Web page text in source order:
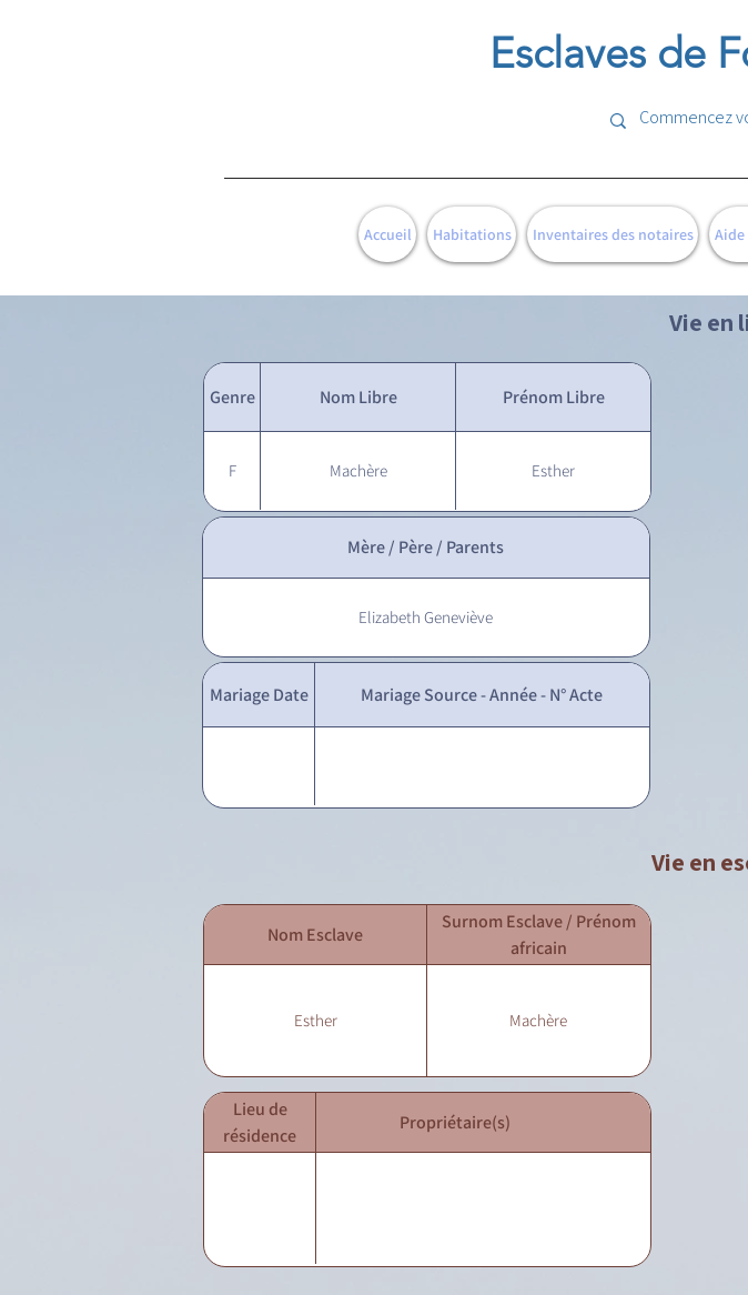
Esclaves de
Accueil Habitations Inventaires des notaires Aide
Vie en
Genre Nom Libre Prénom Libre
F Machère Esther
Mère / Père / Parents
Elizabeth Geneviève
Mariage Date Mariage Source - Année - N° Acte
Vie en
Nom Esclave
Surnom Esclave / Prénom
africain
Esther Machère
Lieu de
résidence
Propriétaire(s)